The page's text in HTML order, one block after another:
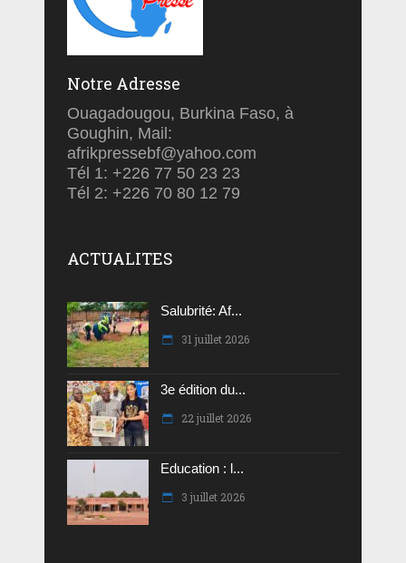
Notre Adresse
Ouagadougou, Burkina Faso, à
Goughin, Mail:
afrikpressebf@yahoo.com
Tél 1: +226 77 50 23 23
Tél 2: +226 70 80 12 79
ACTUALITES
Salubrité: Af...
31 juillet 2026
3e édition du...
22 juillet 2026
Education : l...
3 juillet 2026